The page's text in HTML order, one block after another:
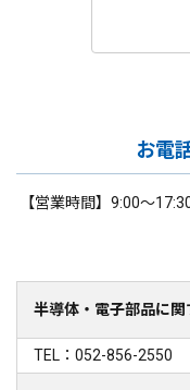
お電
【営業時間】9:00～
半導体・電子部品に
TEL：052-856-2550